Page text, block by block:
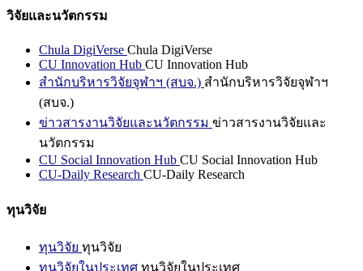
วิจัยและนวัตกรรม
Chula DigiVerse Chula DigiVerse
CU Innovation Hub CU Innovation Hub
สำนักบริหารวิจัยจุฬาฯ (สบจ.) สำนักบริหารวิจัยจุฬาฯ
(สบจ.)
ข่าวสารงานวิจัยและนวัตกรรม ข่าวสารงานวิจัยและ
นวัตกรรม
CU Social Innovation Hub CU Social Innovation Hub
CU-Daily Research CU-Daily Research
ทุนวิจัย
ทุนวิจัย ทุนวิจัย
ทุนวิจัยในประเทศ ทุนวิจัยในประเทศ